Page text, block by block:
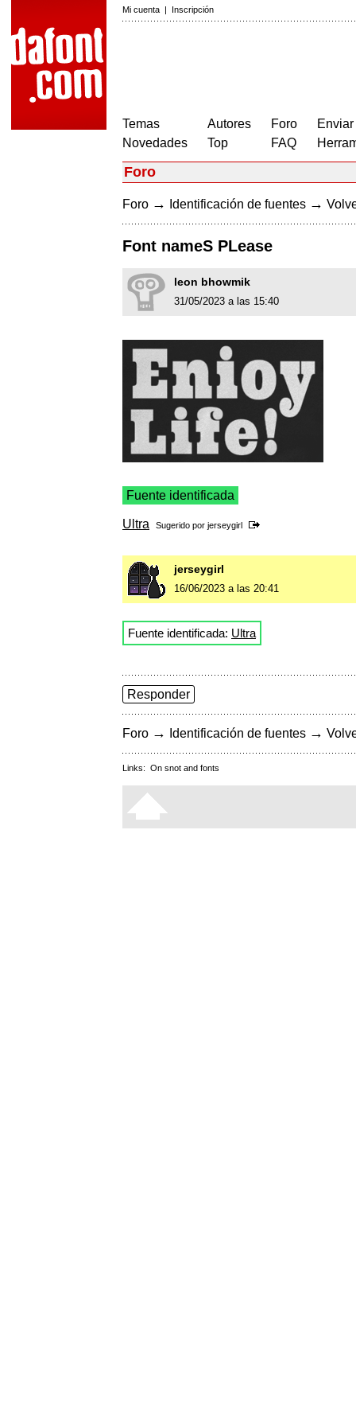
Mi cuenta | Inscripción
Temas
Novedades
Autores
Top
Foro
FAQ
Foro
Foro → Identificación de fuentes →
Font nameS PLease
leon bhowmik
31/05/2023 a las 15:40
Fuente identificada
Ultra Sugerido por jerseygirl
jerseygirl
16/06/2023 a las 20:41
Fuente identificada: Ultra
Responder
Foro → Identificación de fuentes →
Links: On snot and fonts